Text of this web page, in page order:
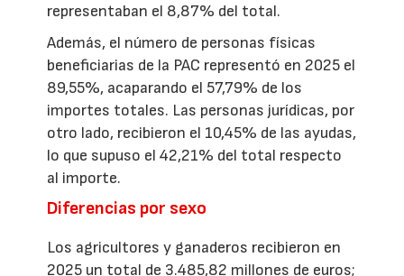
representaban el 8,87% del total.
Además, el número de personas físicas
beneficiarias de la PAC representó en 2025 el
89,55%, acaparando el 57,79% de los
importes totales. Las personas jurídicas, por
otro lado, recibieron el 10,45% de las ayudas,
lo que supuso el 42,21% del total respecto
al importe.
Diferencias por sexo
Los agricultores y ganaderos recibieron en
2025 un total de 3.485,82 millones de euros;